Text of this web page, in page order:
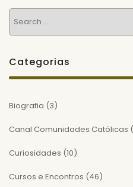
Search
for:
Categorias
Biografia (3)
Canal Comunidades Católicas
Curiosidades (10)
Cursos e Encontros (46)